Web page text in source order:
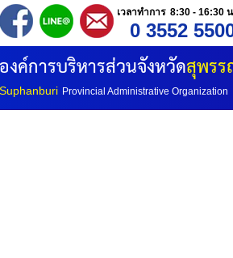
เวลาทำการ 8:30 - 16:30
0 3552
องค์การบริหารส่วนจังหวัดสุพร
Suphanburi Provincial Administrative Organization